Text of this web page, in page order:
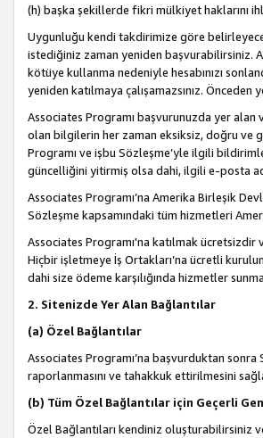
(h) başka şekillerde fikri mülkiyet haklarını
Uygunluğu kendi takdirimize göre
istediğiniz zaman yeniden başvurabilirsiniz.
kötüye kullanma nedeniyle hesabınızı
yeniden katılmaya çalışamazsınız. Önceden
Associates Programı başvurunuzda yer
olan bilgilerin her zaman eksiksiz, doğru ve
Programı ve işbu Sözleşme’yle ilgili
güncelliğini yitirmiş olsa dahi, ilgili e-posta
Associates Programı’na Amerika Birleşik
Sözleşme kapsamındaki tüm hizmetleri
Associates Programı'na katılmak ücretsizdir
Hiçbir işletmeye İş Ortakları’na ücretli
dahi size ödeme karşılığında hizmetler
2. Sitenizde Yer Alan Bağlantılar
(a) Özel Bağlantılar
Associates Programı’na başvurduktan
raporlanmasını ve tahakkuk ettirilmesini
(b) Tüm Özel Bağlantılar için Geçerli
Özel Bağlantıları kendiniz oluşturabilirsiniz